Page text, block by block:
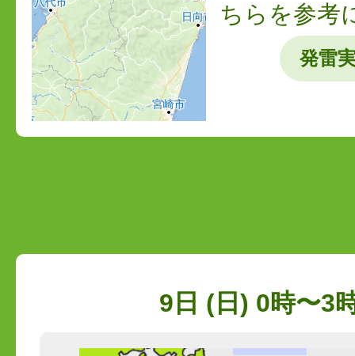
ちらを参考
発雷
9日 (日) 0時〜3